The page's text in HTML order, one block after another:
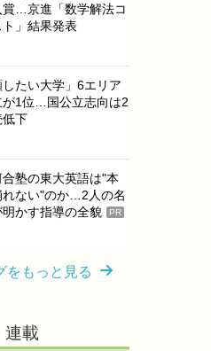
賞…京進「数学解法コ
ト」結果発表
したい大学」6エリア
が1位…国公立志向は2
低下
合塾の東大英語は"本
れない"のか…2人の名
かす指導の全貌
PR
をもっと見る
連載